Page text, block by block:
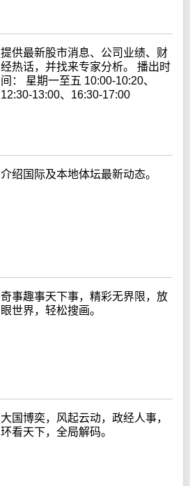
提供最新股市消息、公司业绩、财
经热话，并找来专家分析。 播出时
间： 星期一至五 10:00-10:20、
12:30-13:00、16:30-17:00
介绍国际及本地体坛最新动态。
奇事趣事天下事，精彩无界限，放
眼世界，轻松搜画。
大国博奕，风起云动，政经人事，
环看天下，全局解码。